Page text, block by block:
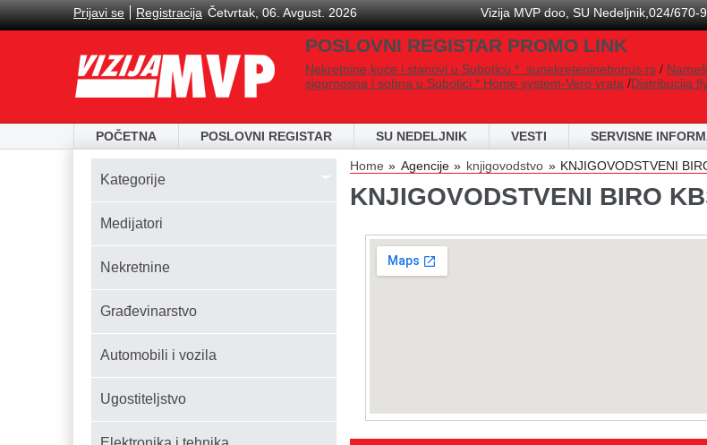
Skip to main content
Prijavi se Registracija Četvrtak, 06. Avgust. 2026 Vizija MVP doo, SU Nedeljnik,024/670-
POSLOVNI REGISTAR PROMO LINK
Nekretnine,kuće i stanovi u Suboticu * sunekreteninebonus.rs /
sigurnosna i sobna u Subotici * Home system-Vero vrata /Distribucija
POČETNA POSLOVNI REGISTAR SU NEDELJNIK VESTI SERVISNE
You are here
Home Agencije knjigovodstvo KNJIGOVODSTVENI
KNJIGOVODSTVENI BIRO
Kаtegorije
Medijatori
Nekretnine
Građevinarstvo
Automobili i vozila
Ugostiteljstvo